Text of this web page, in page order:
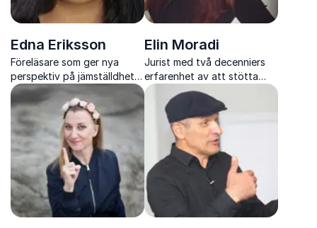
Edna Eriksson
Föreläsare som ger nya
perspektiv på jämställdhet
och verklig mångfald i
arbetslivet
Elin Moradi
Jurist med två decenniers
erfarenhet av att stötta
brottsutsatta genom hela
rättsprocessen